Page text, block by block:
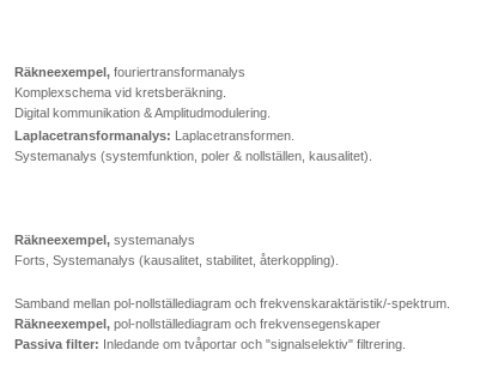
Räkneexempel,fouriertransformanalys
Komplexschema vid kretsberäkning.
Digital kommunikation & Amplitudmodulering.
Laplacetransformanalys: Laplacetransformen.
Systemanalys (systemfunktion, poler & nollställen, kausalitet).
Räkneexempel,systemanalys
Forts, Systemanalys (kausalitet, stabilitet, återkoppling).
Samband mellan pol-nollställediagram och frekvenskaraktäristik/-spektrum.
Räkneexempel,pol-nollställediagram och frekvensegenskaper
Passiva filter: Inledande om tvåportar och "signalselektiv" filtrering.